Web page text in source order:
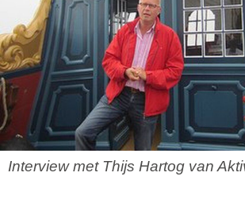
Interview met Thijs Hartog van